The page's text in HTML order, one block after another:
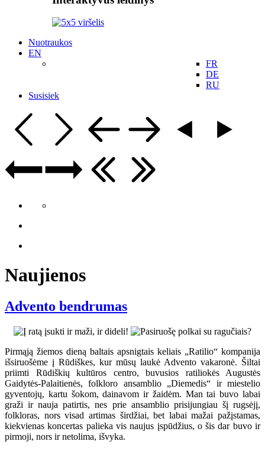
Nuotraukos
EN
FR
DE
RU
Susisiek
Naujienos
Advento bendrumas
Pirmąją žiemos dieną baltais apsnigtais keliais „Ratilio“ kompanija
išsiruošėme į Rūdiškes, kur mūsų laukė Advento vakaronė. Šiltai
priimti Rūdiškių kultūros centro, buvusios ratiliokės Augustės
Gaidytės-Palaitienės, folkloro ansamblio „Diemedis“ ir miestelio
gyventojų, kartu šokom, dainavom ir žaidėm. Man tai buvo labai
graži ir nauja patirtis, nes prie ansamblio prisijungiau šį rugsėjį,
folkloras, nors visad artimas širdžiai, bet labai mažai pažįstamas,
kiekvienas koncertas palieka vis naujus įspūdžius, o šis dar buvo ir
pirmoji, nors ir netolima, išvyka.